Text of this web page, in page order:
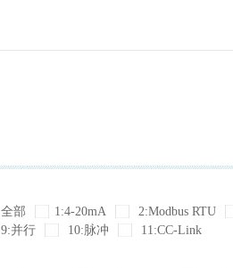
全部 1:4-20mA 2:Modbus RTU
9:并行
10:脉冲 11:CC-Link